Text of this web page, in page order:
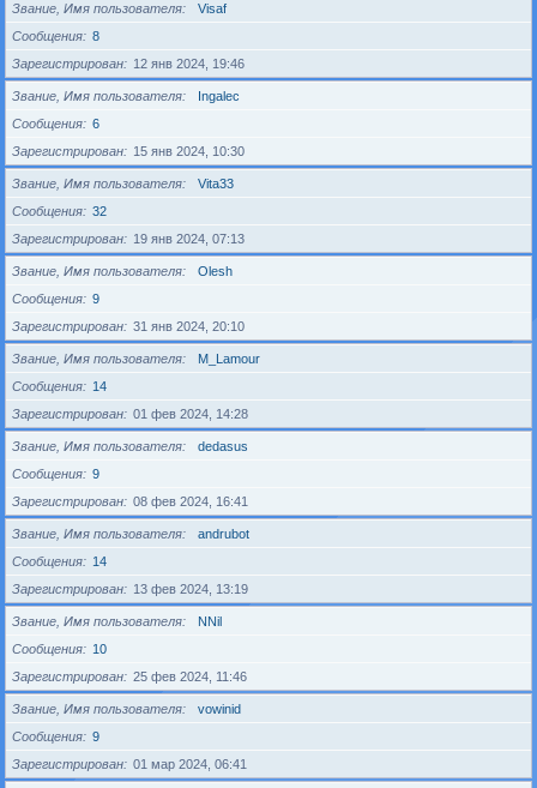
Звание, Имя пользователя
Visaf
Сообщения
8
Зарегистрирован
12 янв 2024, 19:46
Звание, Имя пользователя
Ingalec
Сообщения
6
Зарегистрирован
15 янв 2024, 10:30
Звание, Имя пользователя
Vita33
Сообщения
32
Зарегистрирован
19 янв 2024, 07:13
Звание, Имя пользователя
Olesh
Сообщения
9
Зарегистрирован
31 янв 2024, 20:10
Звание, Имя пользователя
M_Lamour
Сообщения
14
Зарегистрирован
01 фев 2024, 14:28
Звание, Имя пользователя
dedasus
Сообщения
9
Зарегистрирован
08 фев 2024, 16:41
Звание, Имя пользователя
andrubot
Сообщения
14
Зарегистрирован
13 фев 2024, 13:19
Звание, Имя пользователя
NNil
Сообщения
10
Зарегистрирован
25 фев 2024, 11:46
Звание, Имя пользователя
vowinid
Сообщения
9
Зарегистрирован
01 мар 2024, 06:41